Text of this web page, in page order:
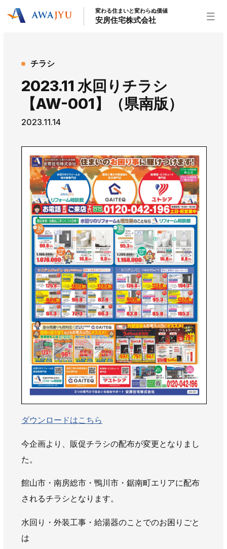
リフォーム事業 外装事業
新築住宅事業
不動産事業
インテリア事業
給湯器事業
大型物件事業
安房住宅について
社長挨拶 企業情報 沿革
拠点紹介
スタッフ紹介
お知らせ
社長ブログ イベント お知らせ
チラシ
AWAJYUブログ
安房住まいる
大型工事施工事例
採用情報
新卒・第二新卒採用 アルバイト採用 中途採用
協力会社募集
お問い合わせ
変わる住まいと変わらぬ価値
安房住宅株式会社
チラシ
2023.11 水回りチラシ
【AW-001】（県南版）
2023.11.14
ダウンロードはこちら
今企画より、販促チラシの配布が変更となりまし
た。
館山市・南房総市・鴨川市・鋸南町エリアに配布
されるチラシとなります。
水回り・外装工事・給湯器のことでのお困りごと
は